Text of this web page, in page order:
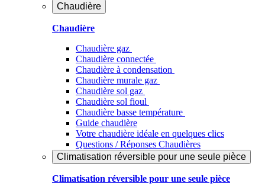
Chaudière
Chaudière
Chaudière gaz
Chaudière connectée
Chaudière à condensation
Chaudière murale gaz
Chaudière sol gaz
Chaudière sol fioul
Chaudière basse température
Guide chaudière
Votre chaudière idéale en quelques clics
Questions / Réponses Chaudières
Climatisation réversible pour une seule pièce
Climatisation réversible pour une seule pièce